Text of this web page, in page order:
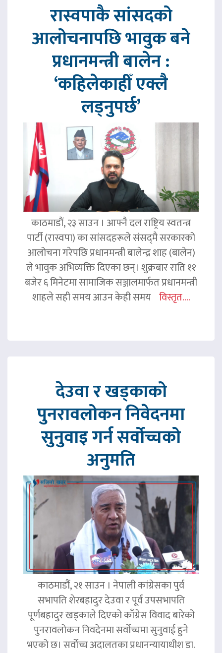
रास्वपाकै सांसदको
आलोचनापछि भावुक बने
प्रधानमन्त्री बालेन :
‘कहिलेकाहीँ एक्लै
लड्नुपर्छ’
काठमाडौं, २३ साउन । आफ्नै दल राष्ट्रिय स्वतन्त्र
पार्टी (रास्वपा) का सांसदहरूले संसद्‌मै सरकारको
आलोचना गरेपछि प्रधानमन्त्री बालेन्द्र शाह (बालेन)
ले भावुक अभिव्यक्ति दिएका छन्। शुक्रबार राति ११
बजेर ६ मिनेटमा सामाजिक सञ्जालमार्फत प्रधानमन्त्री
शाहले सही समय आउन केही समय विस्तृत....
देउवा र खड्काको
पुनरावलोकन निवेदनमा
सुनुवाइ गर्न सर्वोच्चको
अनुमति
काठमाडौं, २१ साउन । नेपाली कांग्रेसका पुर्व
सभापति शेरबहादुर देउवा र पूर्व उपसभापति
पूर्णबहादुर खड्काले दिएको काँग्रेस विवाद बारेको
पुनरावलोकन निवदेनमा सर्वोच्चमा सुनुवाई हुने
भएको छ। सर्वोच्च अदालतका प्रधानन्यायाधीश डा.